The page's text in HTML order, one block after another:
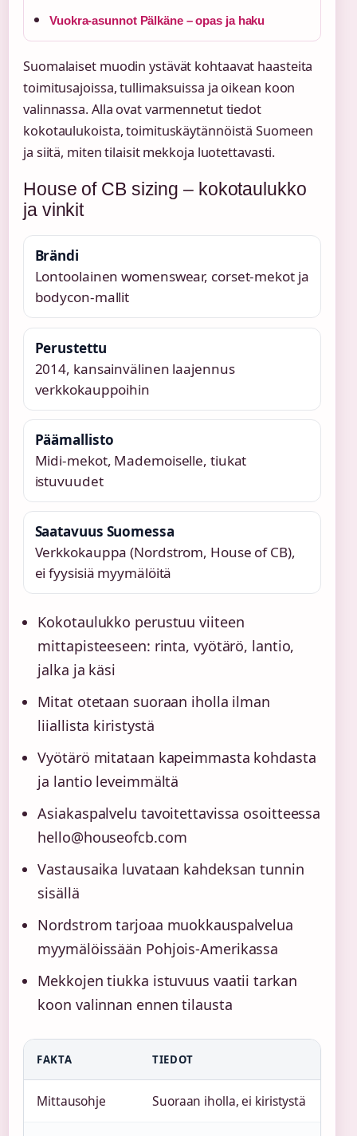
Vuokra-asunnot Pälkäne – opas ja haku
Suomalaiset muodin ystävät kohtaavat haasteita
toimitusajoissa, tullimaksuissa ja oikean koon
valinnassa. Alla ovat varmennetut tiedot
kokotaulukoista, toimituskäytännöistä Suomeen
ja siitä, miten tilaisit mekkoja luotettavasti.
House of CB sizing – kokotaulukko
ja vinkit
Brändi
Lontoolainen womenswear, corset-mekot ja
bodycon-mallit
Perustettu
2014, kansainvälinen laajennus
verkkokauppoihin
Päämallisto
Midi-mekot, Mademoiselle, tiukat
istuvuudet
Saatavuus Suomessa
Verkkokauppa (Nordstrom, House of CB),
ei fyysisiä myymälöitä
Kokotaulukko perustuu viiteen
mittapisteeseen: rinta, vyötärö, lantio,
jalka ja käsi
Mitat otetaan suoraan iholla ilman
liiallista kiristystä
Vyötärö mitataan kapeimmasta kohdasta
ja lantio leveimmältä
Asiakaspalvelu tavoitettavissa osoitteessa
hello@houseofcb.com
Vastausaika luvataan kahdeksan tunnin
sisällä
Nordstrom tarjoaa muokkauspalvelua
myymälöissään Pohjois-Amerikassa
Mekkojen tiukka istuvuus vaatii tarkan
koon valinnan ennen tilausta
FAKTA TIEDOT
Mittausohje Suoraan iholla, ei kiristystä